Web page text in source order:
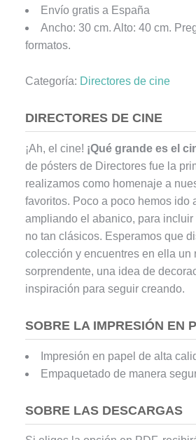
Envío gratis a España
Ancho: 30 cm. Alto: 40 cm.
formatos.
Categoría: Directores de cine
DIRECTORES DE CINE
¡Ah, el cine! ¡Qué grande es el
de pósters de Directores fue la
realizamos como homenaje a
favoritos. Poco a poco hemos ido
ampliando el abanico, para
no tan clásicos. Esperamos que
colección y encuentres en ella un
sorprendente, una idea de
inspiración para seguir creando.
SOBRE LA IMPRESIÓN EN
Impresión en papel de alta
Empaquetado de manera
SOBRE LAS DESCARGAS